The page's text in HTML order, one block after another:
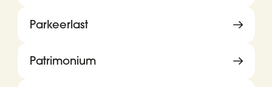
Parkeerlast
Patrimonium